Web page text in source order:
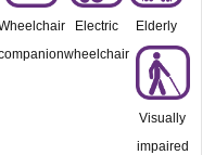
Electric
wheelchair
Elderly
Visually
impaired